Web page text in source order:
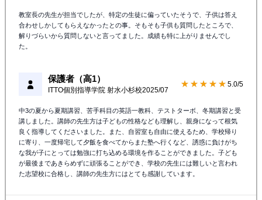
教室長の先生が担当でしたが、特定の生徒に偏っていたそうで、子供は答え
合わせしかしてもらえなかったとの事。そもそも子供も質問したところで、
解りづらいから質問しないと言ってました。成績も特に上がりませんでし
た。
保護者（高1）
ITTO個別指導学院 射水小杉校2025/07
★★★★★ 5.0/5
中3の夏から夏期講習、苦手科目の英語一教科、テストターボ、冬期講習と受
講しました。講師の先生方は子どもの性格なども理解し、親身になって根気
良く指導してくださいました。また、自習室も自由に使えるため、学校帰り
に寄り、一度帰宅して夕飯を食べてからまた塾へ行くなど、誘惑に負けがち
な我が子にとっては勉強に打ち込める環境を作ることができました。子ども
が最後まであきらめずに頑張ることができ、学校の先生には難しいと言われ
た志望校に合格し、講師の先生方にはとても感謝しています。